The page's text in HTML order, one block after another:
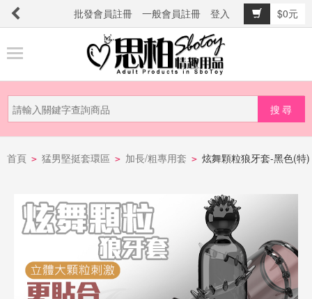
批發會員註冊 一般會員註冊 登入
$0元
品
新
品
首頁 > 猛男堅挺套環區 > 加長/粗專用套 > 炫舞顆粒狼牙套-黑色(特)